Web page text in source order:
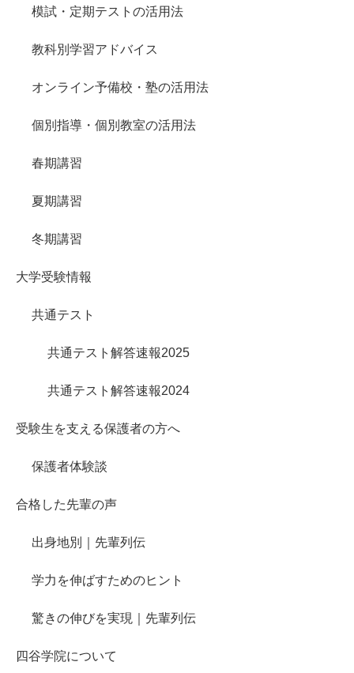
模試・定期テストの活用法
教科別学習アドバイス
オンライン予備校・塾の活用法
個別指導・個別教室の活用法
春期講習
夏期講習
冬期講習
大学受験情報
共通テスト
共通テスト解答速報2025
共通テスト解答速報2024
受験生を支える保護者の方へ
保護者体験談
合格した先輩の声
出身地別｜先輩列伝
学力を伸ばすためのヒント
驚きの伸びを実現｜先輩列伝
四谷学院について